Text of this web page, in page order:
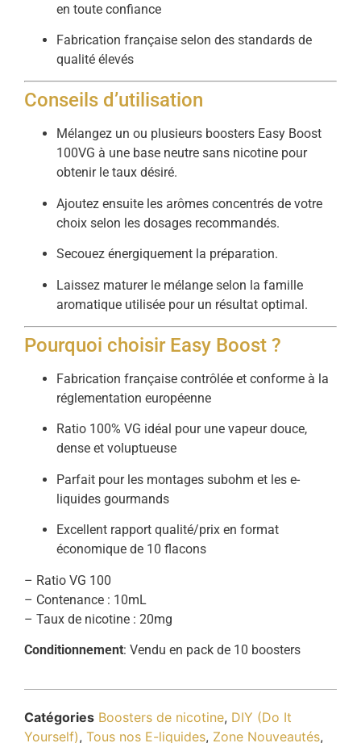
en toute confiance
Fabrication française selon des standards de
qualité élevés
Conseils d’utilisation
Mélangez un ou plusieurs boosters Easy Boost
100VG à une base neutre sans nicotine pour
obtenir le taux désiré.
Ajoutez ensuite les arômes concentrés de votre
choix selon les dosages recommandés.
Secouez énergiquement la préparation.
Laissez maturer le mélange selon la famille
aromatique utilisée pour un résultat optimal.
Pourquoi choisir Easy Boost ?
Fabrication française contrôlée et conforme à la
réglementation européenne
Ratio 100% VG idéal pour une vapeur douce,
dense et voluptueuse
Parfait pour les montages subohm et les e-
liquides gourmands
Excellent rapport qualité/prix en format
économique de 10 flacons
– Ratio VG 100
– Contenance : 10mL
– Taux de nicotine : 20mg
Conditionnement: Vendu en pack de 10 boosters
Catégories Boosters de nicotine, DIY (Do It
Yourself), Tous nos E-liquides, Zone Nouveautés,